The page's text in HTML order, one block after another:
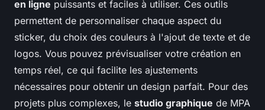
en ligne puissants et faciles à utiliser. Ces outils
permettent de personnaliser chaque aspect du
sticker, du choix des couleurs à l'ajout de texte et de
logos. Vous pouvez prévisualiser votre création en
temps réel, ce qui facilite les ajustements
nécessaires pour obtenir un design parfait. Pour des
projets plus complexes, le studio graphique de MPA